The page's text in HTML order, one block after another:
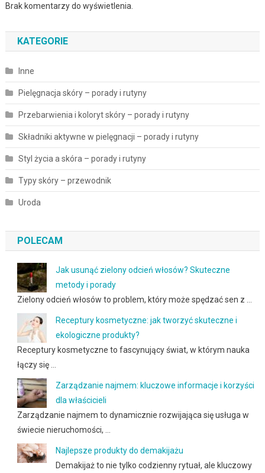
Brak komentarzy do wyświetlenia.
KATEGORIE
Inne
Pielęgnacja skóry – porady i rutyny
Przebarwienia i koloryt skóry – porady i rutyny
Składniki aktywne w pielęgnacji – porady i rutyny
Styl życia a skóra – porady i rutyny
Typy skóry – przewodnik
Uroda
POLECAM
Jak usunąć zielony odcień włosów? Skuteczne
metody i porady
Zielony odcień włosów to problem, który może spędzać sen z …
Receptury kosmetyczne: jak tworzyć skuteczne i
ekologiczne produkty?
Receptury kosmetyczne to fascynujący świat, w którym nauka
łączy się …
Zarządzanie najmem: kluczowe informacje i korzyści
dla właścicieli
Zarządzanie najmem to dynamicznie rozwijająca się usługa w
świecie nieruchomości, …
Najlepsze produkty do demakijażu
Demakijaż to nie tylko codzienny rytuał, ale kluczowy